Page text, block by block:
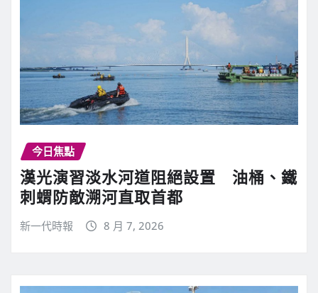
今日焦點
漢光演習淡水河道阻絕設置 油桶、鐵
刺蝟防敵溯河直取首都
新一代時報 8 月 7, 2026